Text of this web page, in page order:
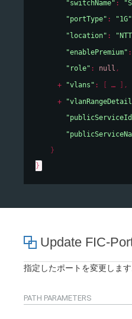
"switchName" :
"portType" : "1G"
"location" :
"enablePremium" :
"role" : null ,
"vlans" :
,
}
}
Update FIC-
指定したポートを変更します
PATH PARAMETERS